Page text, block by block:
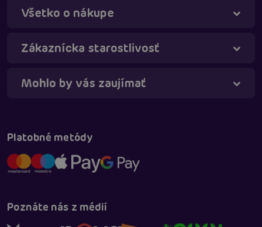
Všetko o nákupe
Zákaznícka starostlivosť
Mohlo by vás zaujímať
Platobné metódy
Poznáte nás z médií
Táňa - virtuálna asistentka